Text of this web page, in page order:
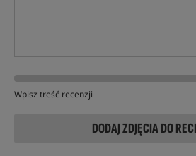
Wpisz treść recenzji
DODAJ ZDJĘCIA DO